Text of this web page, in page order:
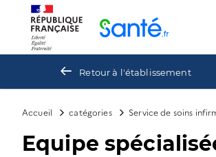
Retour à l'établissement
Accueil catégories Service de soins
Equipe
Panneau de gestion des cookies